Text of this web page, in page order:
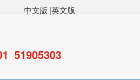
中文版 |英文版
51905303